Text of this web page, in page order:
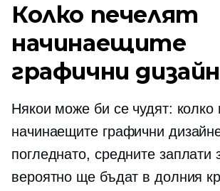
Колко печелят
начинаещите
графични
Някои може би се чудят: колко
начинаещите графични
погледнато, средните заплати
вероятно ще бъдат в долния